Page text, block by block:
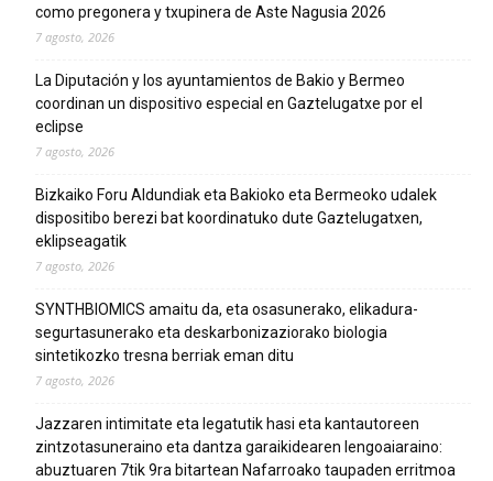
como pregonera y txupinera de Aste Nagusia 2026
7 agosto, 2026
La Diputación y los ayuntamientos de Bakio y Bermeo
coordinan un dispositivo especial en Gaztelugatxe por el
eclipse
7 agosto, 2026
Bizkaiko Foru Aldundiak eta Bakioko eta Bermeoko udalek
dispositibo berezi bat koordinatuko dute Gaztelugatxen,
eklipseagatik
7 agosto, 2026
SYNTHBIOMICS amaitu da, eta osasunerako, elikadura-
segurtasunerako eta deskarbonizaziorako biologia
sintetikozko tresna berriak eman ditu
7 agosto, 2026
Jazzaren intimitate eta legatutik hasi eta kantautoreen
zintzotasuneraino eta dantza garaikidearen lengoaiaraino:
abuztuaren 7tik 9ra bitartean Nafarroako taupaden erritmoa